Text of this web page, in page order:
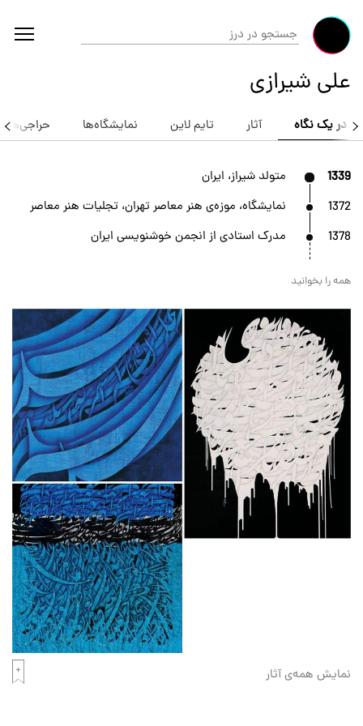
علی شیرازی
در یک نگاه آثار تایم لاین نمایشگاه‌ها حراجی‌ها
1339 متولد شیراز، ایران
1372 نمایشگاه، موزه‌ی هنر معاصر تهران، تجلیات هنر معاصر
1378 مدرک استادی از انجمن خوشنویسی ایران
همه را بخوانید
نمایش همه‌ی آثار